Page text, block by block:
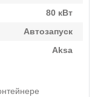
80 кВт
Автозапуск
Aksa